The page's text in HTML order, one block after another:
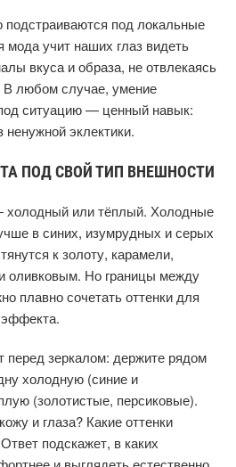
подстраиваются под локальные
учит наших глаз видеть
вкуса и образа, не отвлекаясь
любом случае, умение
ситуацию — ценный навык:
эклектики.
ПОД СВОЙ ТИП ВНЕШНОСТИ
холодный или тёплый. Холодные
в синих, изумрудных и серых
к золоту, карамели,
оливковым. Но границы между
плавно сочетать оттенки для
перед зеркалом: держите рядом
холодную (синие и
(золотистые, персиковые).
и глаза? Какие оттенки
подскажет, в каких